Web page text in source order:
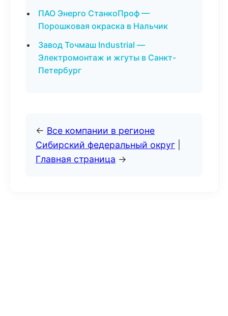
ПАО Энерго СтанкоПроф —
Порошковая окраска в Нальчик
Завод Точмаш Industrial —
Электромонтаж и жгуты в Санкт-
Петербург
← Все компании в регионе
Сибирский федеральный округ
Главная страница →